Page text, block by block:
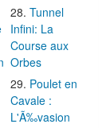
Infini: La
Course aux
Orbes
Poulet en
Cavale :
L'Ã‰vasion
Palpitante